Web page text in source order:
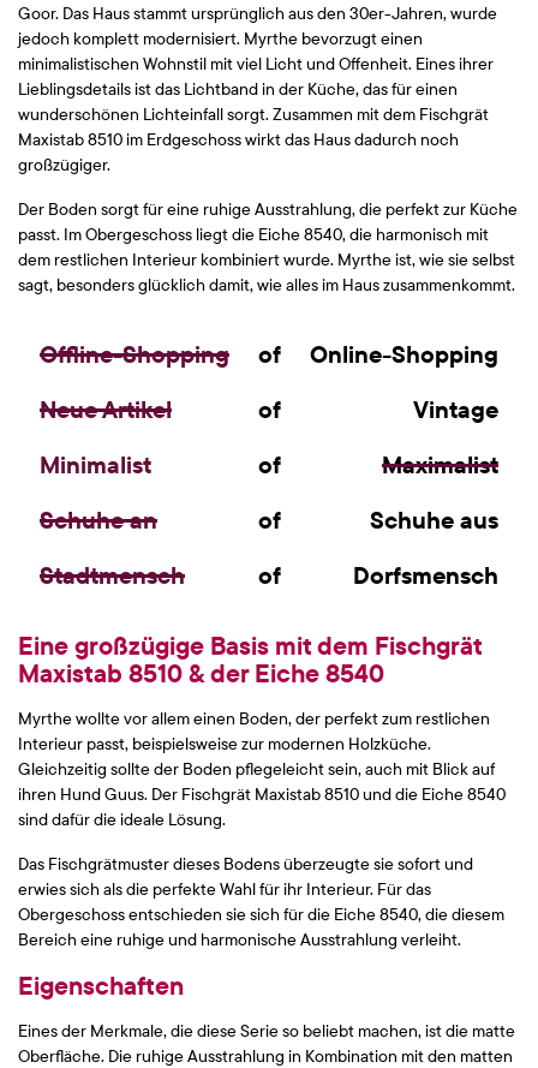
Goor. Das Haus stammt ursprünglich aus den 30er-Jahren, wurde
jedoch komplett modernisiert. Myrthe bevorzugt einen
minimalistischen Wohnstil mit viel Licht und Offenheit. Eines ihrer
Lieblingsdetails ist das Lichtband in der Küche, das für einen
wunderschönen Lichteinfall sorgt. Zusammen mit dem Fischgrät
Maxistab 8510 im Erdgeschoss wirkt das Haus dadurch noch
großzügiger.
Der Boden sorgt für eine ruhige Ausstrahlung, die perfekt zur Küche
passt. Im Obergeschoss liegt die Eiche 8540, die harmonisch mit
dem restlichen Interieur kombiniert wurde. Myrthe ist, wie sie selbst
sagt, besonders glücklich damit, wie alles im Haus zusammenkommt.
Offline-Shopping of
Online-Shopping
Neue Artikel
of
Vintage
Minimalist
of
Maximalist
Schuhe an
of
Schuhe aus
Stadtmensch
of Dorfsmensch
Eine großzügige Basis mit dem Fischgrät
Maxistab 8510 & der Eiche 8540
Myrthe wollte vor allem einen Boden, der perfekt zum restlichen
Interieur passt, beispielsweise zur modernen Holzküche.
Gleichzeitig sollte der Boden pflegeleicht sein, auch mit Blick auf
ihren Hund Guus. Der Fischgrät Maxistab 8510 und die Eiche 8540
sind dafür die ideale Lösung.
Das Fischgrätmuster dieses Bodens überzeugte sie sofort und
erwies sich als die perfekte Wahl für ihr Interieur. Für das
Obergeschoss entschieden sie sich für die Eiche 8540, die diesem
Bereich eine ruhige und harmonische Ausstrahlung verleiht.
Eigenschaften
Eines der Merkmale, die diese Serie so beliebt machen, ist die matte
Oberfläche. Die ruhige Ausstrahlung in Kombination mit den matten